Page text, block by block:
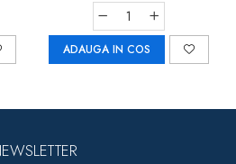
ADAUGA IN COS